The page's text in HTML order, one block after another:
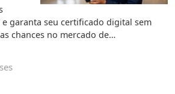
e garanta seu certificado digital sem
chances no mercado de…